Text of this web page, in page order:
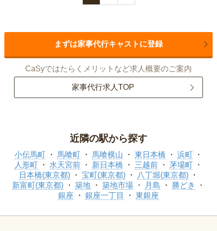
まずは家事代行キャストに登録
CaSyではたらくメリットなど求人概要のご案内
家事代行求人TOP
近隣の駅から探す
小伝馬町 馬喰町 馬喰横山 東日本橋
浜町
人形町
水天宮前 新日本橋 三越前
茅場町
日本橋(東京都)
宝町(東京都)
八丁堀(東京都)
新富町(東京都)
築地 築地市場 月島
勝どき
銀座
銀座一丁目 東銀座